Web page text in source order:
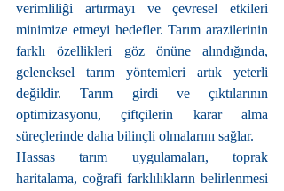
verimliliği artırmayı ve çevresel etkileri
minimize etmeyi hedefler. Tarım arazilerinin
farklı özellikleri göz önüne alındığında,
geleneksel tarım yöntemleri artık yeterli
değildir. Tarım girdi ve çıktılarının
optimizasyonu, çiftçilerin karar alma
süreçlerinde daha bilinçli olmalarını sağlar.
Hassas tarım uygulamaları, toprak
haritalama, coğrafi farklılıkların belirlenmesi